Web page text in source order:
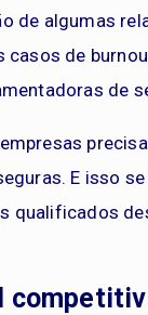
de algumas
de
de
E isso